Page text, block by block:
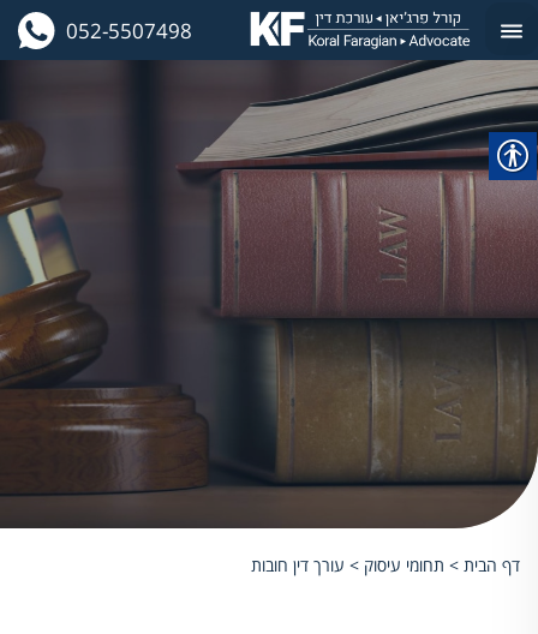
052-5507498
דף הבית > תחומי עיסוק > עורך דין חובות